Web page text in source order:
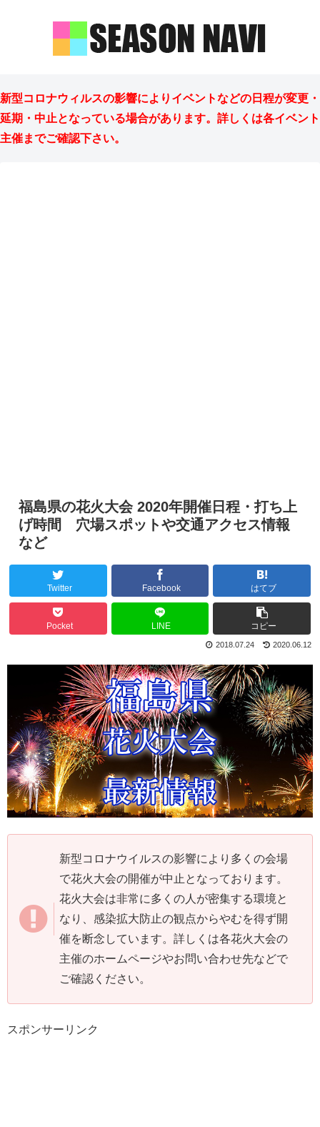
新型コロナウィルスの影響によりイベントなどの日程が変更・
延期・中止となっている場合があります。詳しくは各イベント
主催までご確認下さい。
福島県の花火大会 2020年開催日程・打ち上
げ時間 穴場スポットや交通アクセス情報
など
Twitter Facebook はてブ
Pocket LINE コピー
2020.06.12
2018.07.24
新型コロナウイルスの影響により多くの会場
で花火大会の開催が中止となっております。
花火大会は非常に多くの人が密集する環境と
なり、感染拡大防止の観点からやむを得ず開
催を断念しています。詳しくは各花火大会の
主催のホームページやお問い合わせ先などで
ご確認ください。
スポンサーリンク